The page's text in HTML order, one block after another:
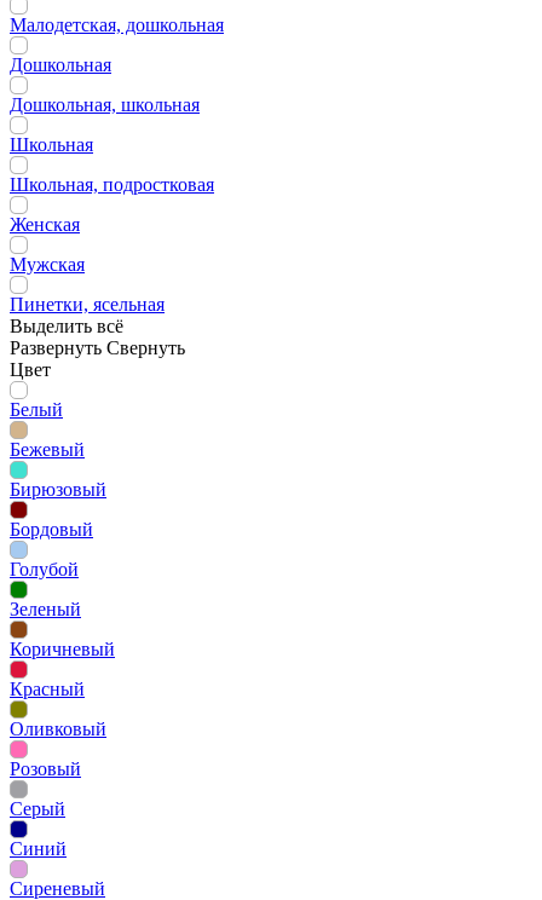
Малодетская, дошкольная
Дошкольная
Дошкольная, школьная
Школьная
Школьная, подростковая
Женская
Мужская
Пинетки, ясельная
Выделить всё
Развернуть Свернуть
Цвет
Белый
Бежевый
Бирюзовый
Бордовый
Голубой
Зеленый
Коричневый
Красный
Оливковый
Розовый
Серый
Синий
Сиреневый